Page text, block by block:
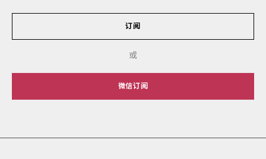
订阅
或
微信订阅